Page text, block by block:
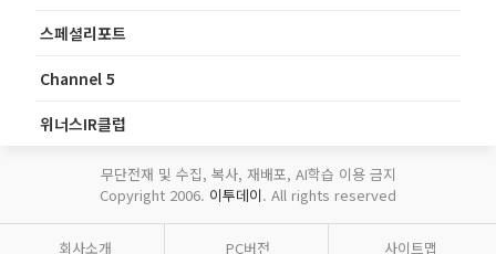
스페셜리포트
Channel 5
위너스IR클럽
무단전재 및 수집, 복사, 재배포, AI학습 이용 금지
Copyright 2006. 이투데이. All rights reserved
회사소개 PC버전 사이트맵